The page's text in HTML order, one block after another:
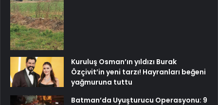
Kuruluş Osman’ın yıldızı Burak
Özçivit’in yeni tarzı! Hayranları beğeni
yağmuruna tuttu
Batman’da Uyuşturucu Operasyonu: 9